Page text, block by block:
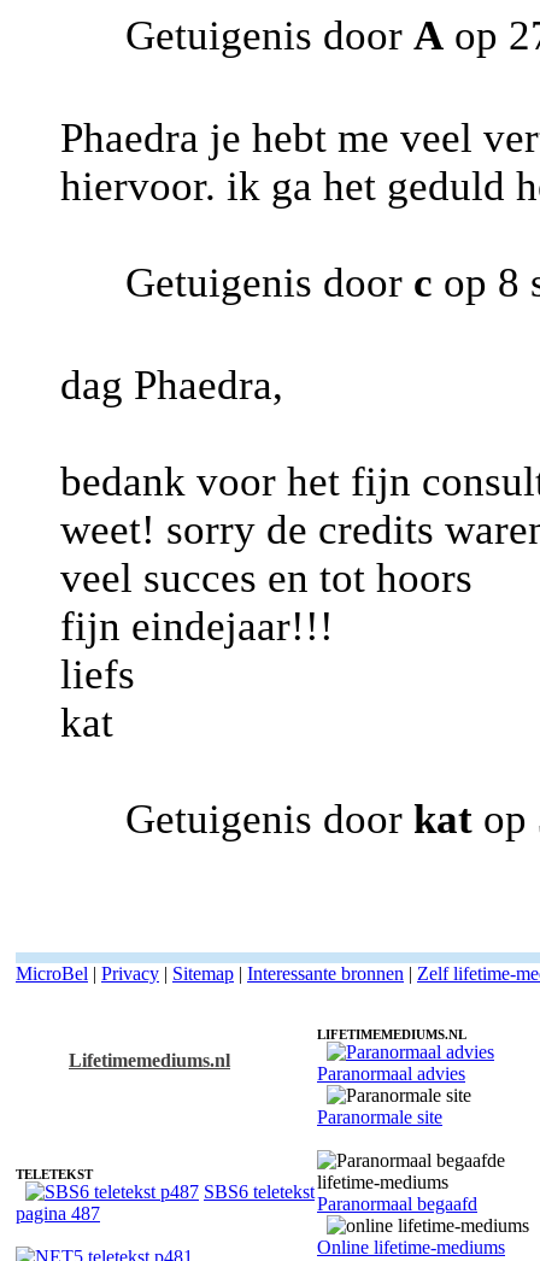
Getuigenis door A op
Phaedra je hebt me veel
hiervoor. ik ga het geduld
Getuigenis door c op 8
dag Phaedra,
bedank voor het fijn
weet! sorry de credits
veel succes en tot hoors
fijn eindejaar!!!
liefs
kat
Getuigenis door kat op
MicroBel | Privacy | Sitemap | Interessante bronnen | Zelf lifetime-
Lifetimemediums.nl
TELETEKST
SBS6 teletekst
pagina 487
LIFETIMEMEDIUMS.NL
Paranormaal advies
Paranormale site
Paranormaal begaafd
Online lifetime-mediums